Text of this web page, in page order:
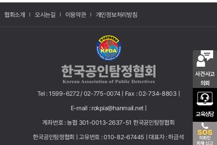
사건·사고
의뢰
교육상담
협회소개 오시는길 이용약관 개인정보처리방침
Tel : 1599-6272 / 02-775-0074 |
Fax : 02-734-8803 |
E-mail : rokpia@hanmail.net |
계좌번호 : 농협 301-0013-2637-51 한국공인탐정협회
한국공인탐정협회 |
고유번호 : 010-82-67445 | 대표자 : 하금석